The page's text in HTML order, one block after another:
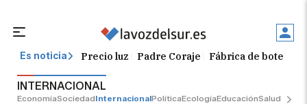
Es noticia Precio luz Padre Coraje Fábrica de botellas
INTERNACIONAL
EconomíaSociedadInternacionalPolíticaEcologíaEducaciónSalud